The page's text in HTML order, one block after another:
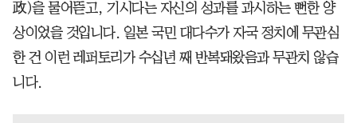
政)을 물어뜯고, 기시다는 자신의 성과를 과시하는 뻔한 양
상이었을 것입니다. 일본 국민 대다수가 자국 정치에 무관심
한 건 이런 레퍼토리가 수십년 째 반복돼왔음과 무관치 않습
니다.